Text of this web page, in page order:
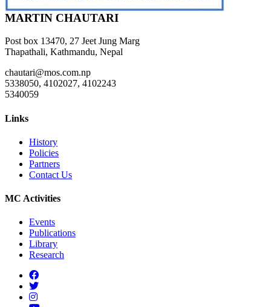
MARTIN CHAUTARI
Post box 13470, 27 Jeet Jung Marg
Thapathali, Kathmandu, Nepal
chautari@mos.com.np
5338050, 4102027, 4102243
5340059
Links
History
Policies
Partners
Contact Us
MC Activities
Events
Publications
Library
Research